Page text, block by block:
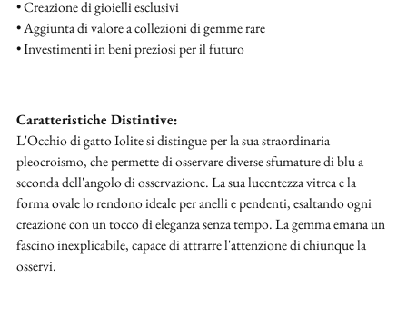
• Creazione di gioielli esclusivi
• Aggiunta di valore a collezioni di gemme rare
• Investimenti in beni preziosi per il futuro
Caratteristiche Distintive:
L'Occhio di gatto Iolite si distingue per la sua straordinaria
pleocroismo, che permette di osservare diverse sfumature di blu a
seconda dell'angolo di osservazione. La sua lucentezza vitrea e la
forma ovale lo rendono ideale per anelli e pendenti, esaltando ogni
creazione con un tocco di eleganza senza tempo. La gemma emana un
fascino inexplicabile, capace di attrarre l'attenzione di chiunque la
osservi.